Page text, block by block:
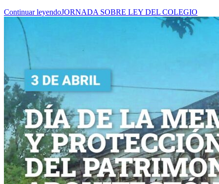
Continuar leyendoJORNADA SOBRE LEY DEL COLEGIO